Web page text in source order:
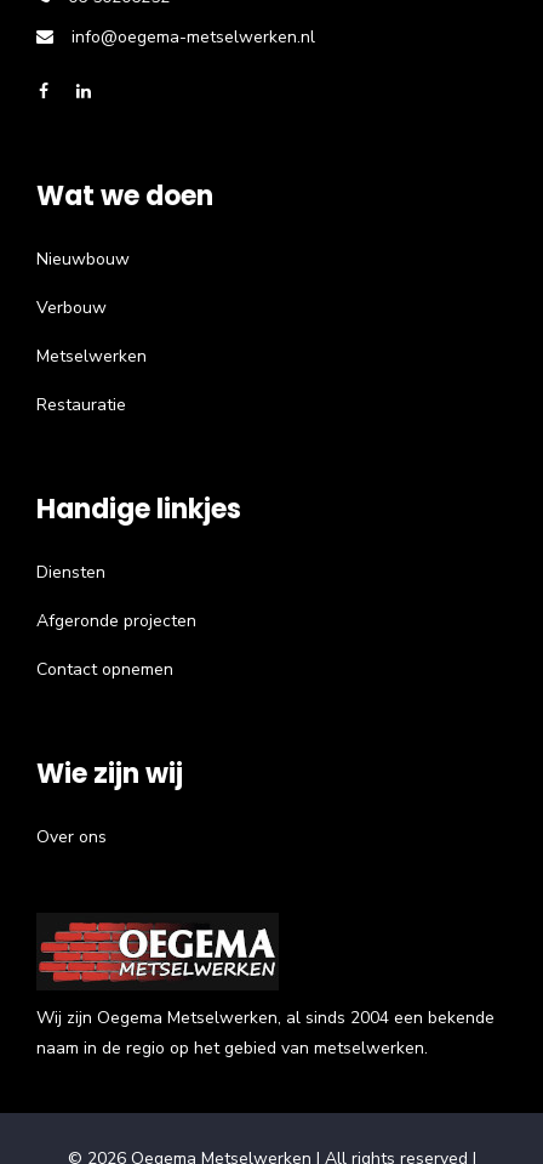
info@oegema-metselwerken.nl
Wat we doen
Nieuwbouw
Verbouw
Metselwerken
Restauratie
Handige linkjes
Diensten
Afgeronde projecten
Contact opnemen
Wie zijn wij
Over ons
Wij zijn Oegema Metselwerken, al sinds 2004 een bekende
naam in de regio op het gebied van metselwerken.
© 2026Oegema Metselwerken | All rights reserved |